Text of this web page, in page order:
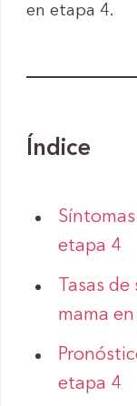
en etapa 4.
Índice
etapa 4
Tasas
mama
etapa 4